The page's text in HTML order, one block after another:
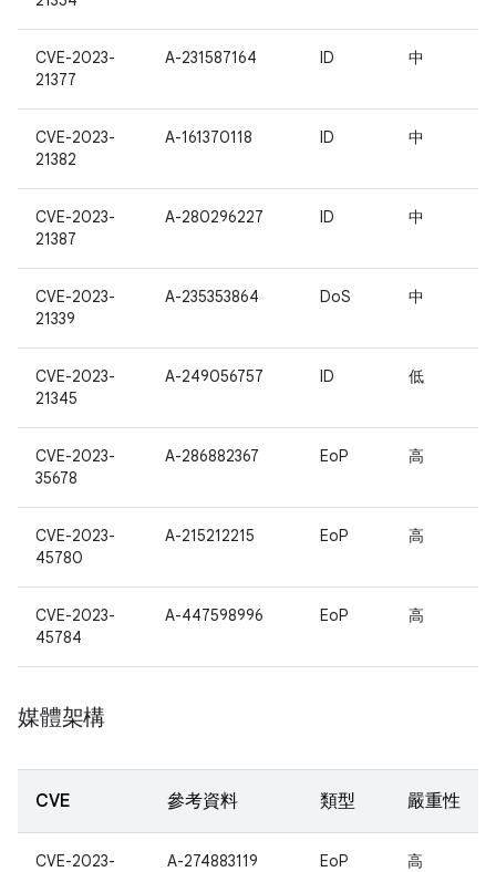
CVE-2023-
21377
A-231587164 ID 中
CVE-2023-
21382
A-161370118 ID 中
CVE-2023-
21387
A-280296227 ID 中
CVE-2023-
21339
A-235353864 DoS 中
CVE-2023-
21345
A-249056757 ID 低
CVE-2023-
35678
A-286882367 EoP 高
CVE-2023-
45780
A-215212215 EoP 高
CVE-2023-
45784
A-447598996 EoP 高
媒體架構
CVE 參考資料 類型 嚴重性
CVE-2023-
A-274883119 EoP 高